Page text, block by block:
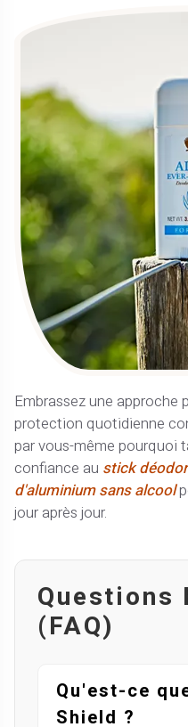
Embrassez une approche
protection quotidienne
par vous-même pourquoi
confiance au stick
d'aluminium sans alcool
jour après jour.
Questions
(FAQ)
Qu'est-ce
Shield ?